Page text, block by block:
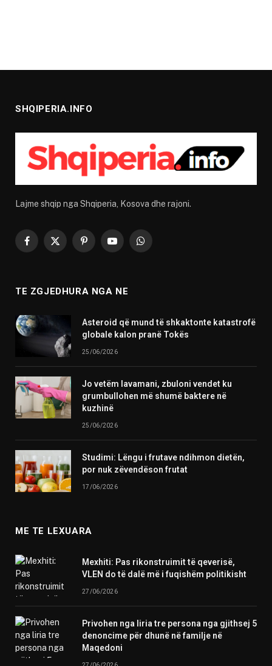
SHQIPERIA.INFO
Lajme shqip nga Shqiperia, Kosova dhe rajoni.
Facebook
X
PinterestYouTubeWhatsApp
TE ZGJEDHURA NGA NE
Asteroid që mund të shkaktonte katastrofë
globale kalon pranë Tokës
25/06/2026
Jo vetëm lavamani, zbuloni vendet ku
grumbullohen më shumë baktere në
kuzhinë
25/06/2026
Studimi: Lëngu i frutave ndihmon dietën,
por nuk zëvendëson frutat
17/06/2026
ME TE LEXUARA
Mexhiti: Pas rikonstruimit të qeverisë,
VLEN do të dalë më i fuqishëm politikisht
27/06/2026
Privohen nga liria tre persona nga gjithsej 5
denoncime për dhunë në familje në
Maqedoni